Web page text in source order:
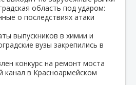
область под ударом:
о последствиях атаки
выпускников в химии и
вузы закрепились в
конкурс на ремонт моста
канал в Красноармейском